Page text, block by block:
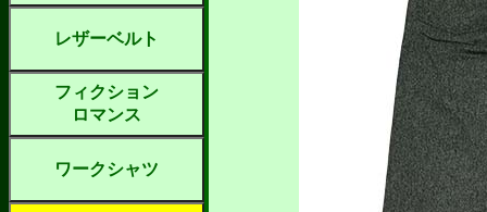
レザーベルト
フィクション
ロマンス
ワークシャツ